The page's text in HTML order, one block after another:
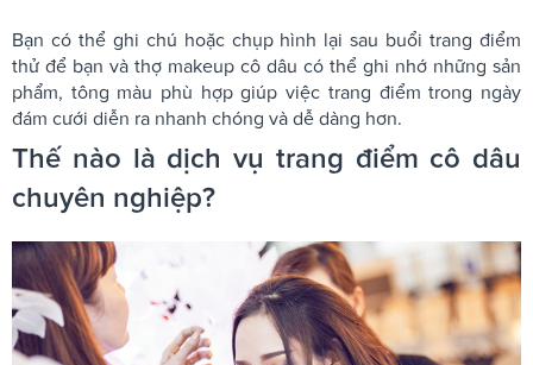
Bạn có thể ghi chú hoặc chụp hình lại sau buổi trang điểm
thử để bạn và thợ makeup cô dâu có thể ghi nhớ những sản
phẩm, tông màu phù hợp giúp việc trang điểm trong ngày
đám cưới diễn ra nhanh chóng và dễ dàng hơn.
Thế nào là dịch vụ trang điểm cô dâu
chuyên nghiệp?